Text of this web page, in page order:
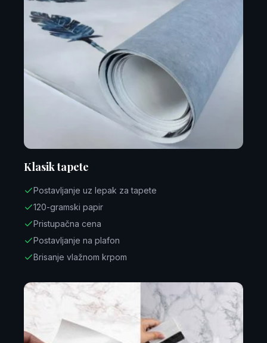
Klasik tapete
Postavljanje uz lepak za tapete
120-gramski papir
Pristupačna cena
Postavljanje na plafon
Brisanje vlažnom krpom